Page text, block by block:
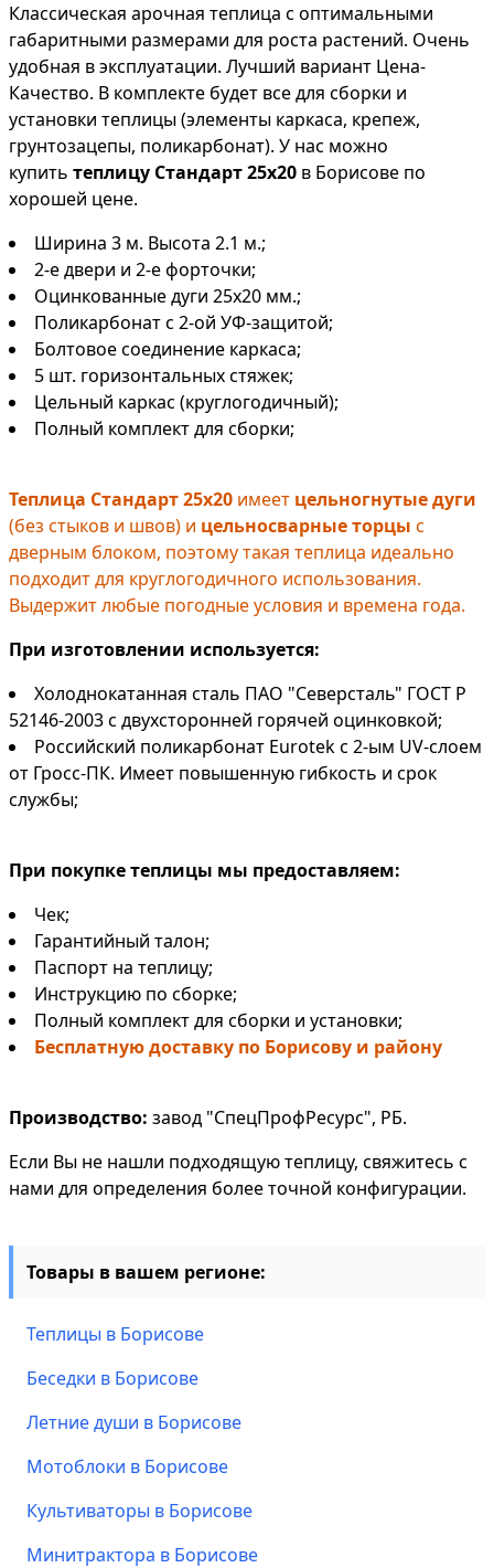
Классическая арочная теплица с оптимальными
габаритными размерами для роста растений. Очень
удобная в эксплуатации. Лучший вариант Цена-
Качество. В комплекте будет все для сборки и
установки теплицы (элементы каркаса, крепеж,
грунтозацепы, поликарбонат). У нас можно
купить теплицу Стандарт 25х20 в Борисове по
хорошей цене.
Ширина 3 м. Высота 2.1 м.;
2-е двери и 2-е форточки;
Оцинкованные дуги 25х20 мм.;
Поликарбонат с 2-ой УФ-защитой;
Болтовое соединение каркаса;
5 шт. горизонтальных стяжек;
Цельный каркас (круглогодичный);
Полный комплект для сборки;
Теплица Стандарт 25х20 имеет цельногнутые дуги
(без стыков и швов) и цельносварные торцы с
дверным блоком, поэтому такая теплица идеально
подходит для круглогодичного использования.
Выдержит любые погодные условия и времена года.
При изготовлении используется:
Холоднокатанная сталь ПАО "Северсталь" ГОСТ Р
52146-2003 с двухсторонней горячей оцинковкой;
Российский поликарбонат Eurotek с 2-ым UV-слоем
от Гросс-ПК. Имеет повышенную гибкость и срок
службы;
При покупке теплицы мы предоставляем:
Чек;
Гарантийный талон;
Паспорт на теплицу;
Инструкцию по сборке;
Полный комплект для сборки и установки;
Бесплатную доставку по Борисову и району
Производство: завод "СпецПрофРесурс", РБ.
Если Вы не нашли подходящую теплицу, свяжитесь с
нами для определения более точной конфигурации.
Товары в вашем регионе:
Теплицы в Борисове
Беседки в Борисове
Летние души в Борисове
Мотоблоки в Борисове
Культиваторы в Борисове
Минитрактора в Борисове